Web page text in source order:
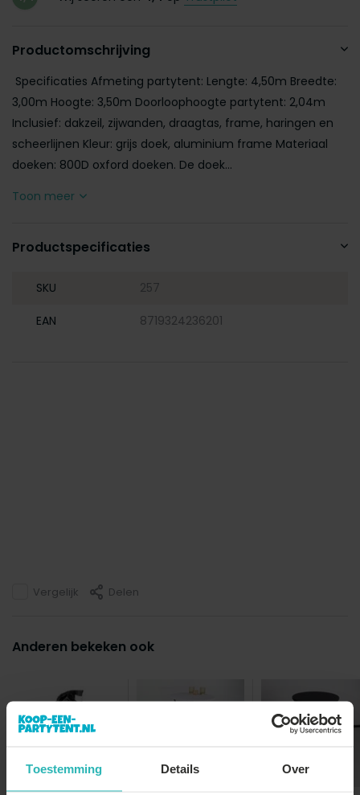
Toestemming Details Over
Productomschrijving
Specificaties Afmeting partytent: Lengte: 4,50m Breedte:
3,00m Hoogte: 3,50m Doorloophoogte partytent: 2,04m
Inclusief: dakzeil, zijwanden, draagtas, frame, haringen en
scheerlijnen Kleur: grijs doek, aluminium frame Materiaal
doeken: 800D oxford doeken. De doek...
Toon meer
Productspecificaties
SKU 257
EAN 8719324236201
Vergelijk Delen
Anderen bekeken ook